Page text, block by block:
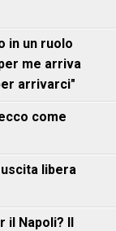
in un ruolo
me arriva
arrivarci"
come
libera
il Napoli? Il